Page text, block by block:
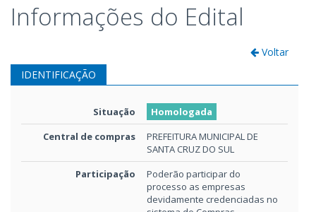
Informações do Edital
Voltar
IDENTIFICAÇÃO
Situação
Homologada
Central de compras
PREFEITURA MUNICIPAL DE
SANTA CRUZ DO SUL
Participação
Poderão participar do
processo as empresas
devidamente credenciadas no